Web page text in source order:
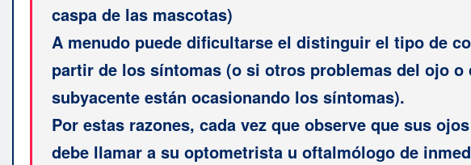
caspa de las mascotas)
A menudo puede dificultarse el distinguir el tipo de
partir de los síntomas (o si otros problemas del ojo o
subyacente están ocasionando los síntomas).
Por estas razones, cada vez que observe que sus
debe llamar a su optometrista u oftalmólogo de